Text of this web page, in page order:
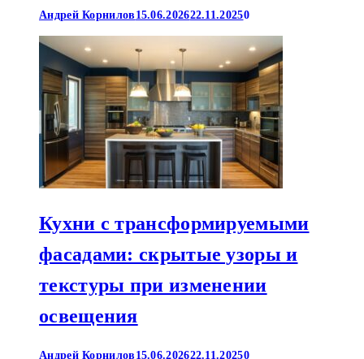
Андрей Корнилов 15.06.202622.11.20250
Кухни с трансформируемыми
фасадами: скрытые узоры и
текстуры при изменении
освещения
Андрей Корнилов 15.06.202622.11.20250